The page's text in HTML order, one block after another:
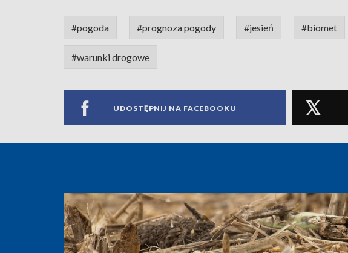
#pogoda #prognoza pogody #jesień #biomet
#warunki drogowe
UDOSTĘPNIJ NA FACEBOOKU